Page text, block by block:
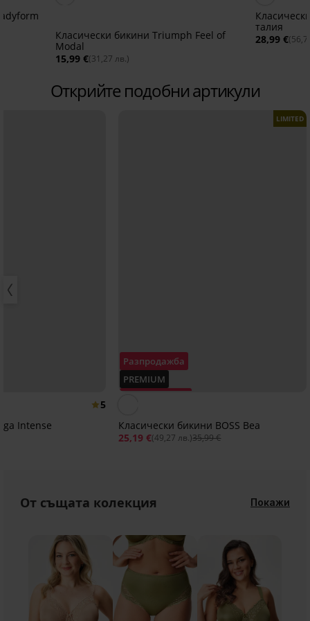
Класически бикини Triumph Feel of
Modal
15,99 €(31,27 лв.)
талия
28,99 €
Открийте подобни артикули
5
Intense
Разпродажба
PREMIUM
LIMITED
Класически бикини BOSS Bea
25,19 €(49,27 лв.)35,99 €
От същата колекция Покажи